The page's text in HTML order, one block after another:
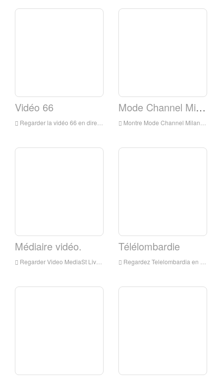
Vidéo 66
Regarder la vidéo 66 en direct en ligne, vidéo 66 HD en direct en direct, vidéo 66 regarder la télévision en direct d'Italie
Mode Channel Milano
Montre Mode Channel Milano en direct en ligne, Mode Channel Milano HD Streaming en direct, Mode Channel Milano Montre Live TV de Italie
Médiaire vidéo.
Regarder Video MediaSt Live Online, vidéo MediaSet HD Scheaning, vidéos MediaSt Watch Live TV de Italie
Télélombardie
Regardez Telelombardia en direct en ligne, Telelombardia HD Streaming en direct, Telelombardia Regarder la télévision en direct de l'Italie